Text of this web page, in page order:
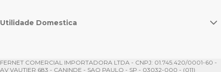
Utilidade Domestica
FERNET COMERCIAL IMPORTADORA LTDA - CNPJ: 01.745.420/0001-60 -
AV VAUTIER 683 - CANINDE - SAO PAULO - SP - 03032-000 - (011)